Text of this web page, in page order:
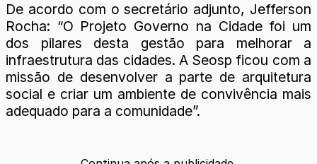
De acordo com o secretário adjunto, Jefferson
Rocha: “O Projeto Governo na Cidade foi um
dos pilares desta gestão para melhorar a
infraestrutura das cidades. A Seosp ficou com a
missão de desenvolver a parte de arquitetura
social e criar um ambiente de convivência mais
adequado para a comunidade”.